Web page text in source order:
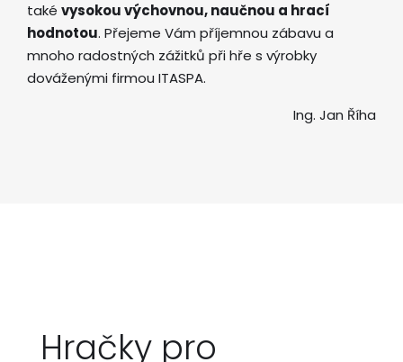
také vysokou výchovnou, naučnou a hrací
hodnotou. Přejeme Vám příjemnou zábavu a
mnoho radostných zážitků při hře s výrobky
dováženými firmou ITASPA.
Ing. Jan Říha
Hračky pro